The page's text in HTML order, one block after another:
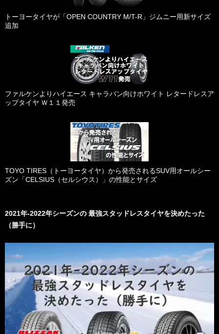
トーヨータイヤが「OPEN COUNTRY M/T-R」ジムニー用新サイズ
追加
ファルケンよりハイエース キャラバン向けホワイト レタードレスア
ップタイヤ Ｗ１１発売
TOYO TIRES（トーヨータイヤ）から発売されるSUV用オールシー
ズン「CELSIUS（セルシウス）」の性能とサイズ
2021年-2022年シーズンの 最強スタッドレスタイヤを決めたった
（勝手に）